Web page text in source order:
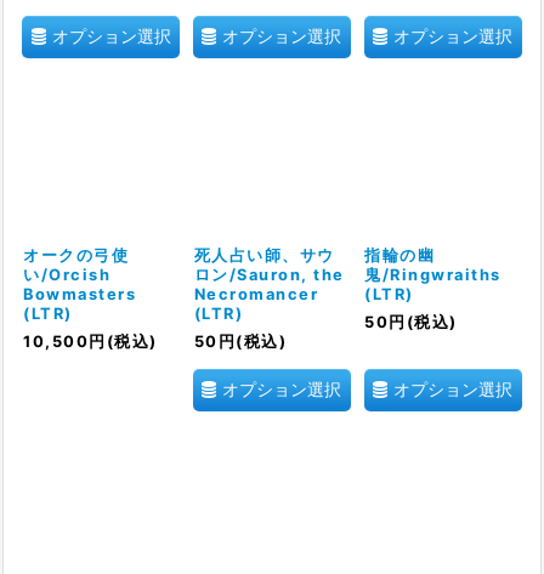
オプション選択 オプション選択 オプション選択
オークの弓使
い/Orcish
Bowmasters
(LTR)
10,500 円 (税込)
死人占い師、サウ
ロン/Sauron, the
Necromancer
(LTR)
50 円 (税込)
オプション選択
指輪の幽
鬼/Ringwraiths
(LTR)
50 円 (税込)
オプション選択